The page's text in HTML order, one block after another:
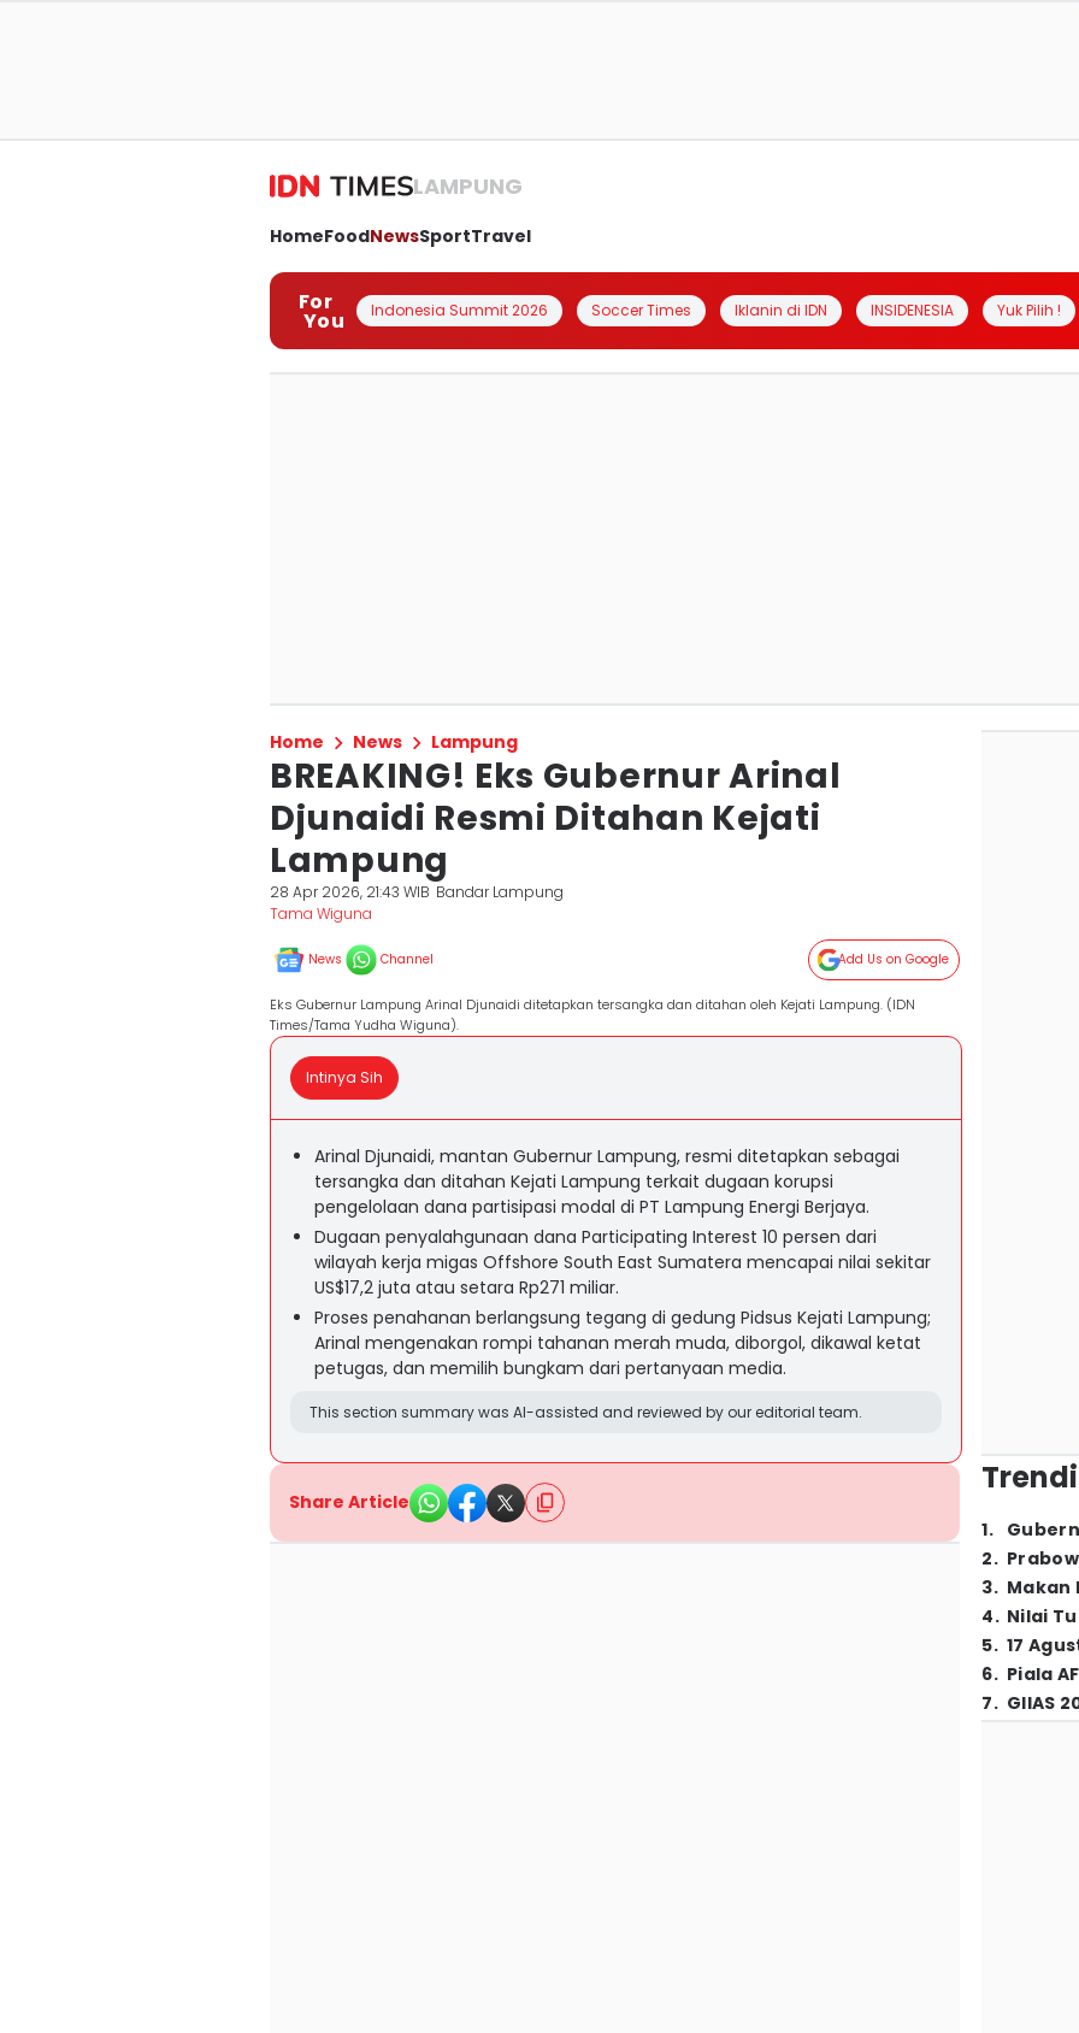
LAMPUNG
HomeFoodNewsSportTravel
For
You Indonesia Summit 2026 Soccer Times Iklanin di IDN INSIDENESIA Yuk Pilih !
Home News Lampung
BREAKING! Eks Gubernur Arinal
Djunaidi Resmi Ditahan Kejati
Lampung
28 Apr 2026, 21:43 WIB Bandar Lampung
Tama Wiguna
News Channel Add Us on Google
Eks Gubernur Lampung Arinal Djunaidi ditetapkan tersangka dan ditahan oleh Kejati Lampung. (IDN
Times/Tama Yudha Wiguna).
Intinya Sih
Arinal Djunaidi, mantan Gubernur Lampung, resmi ditetapkan sebagai
tersangka dan ditahan Kejati Lampung terkait dugaan korupsi
pengelolaan dana partisipasi modal di PT Lampung Energi Berjaya.
Dugaan penyalahgunaan dana Participating Interest 10 persen dari
wilayah kerja migas Offshore South East Sumatera mencapai nilai sekitar
US$17,2 juta atau setara Rp271 miliar.
Proses penahanan berlangsung tegang di gedung Pidsus Kejati Lampung;
Arinal mengenakan rompi tahanan merah muda, diborgol, dikawal ketat
petugas, dan memilih bungkam dari pertanyaan media.
This section summary was AI-assisted and reviewed by our editorial team.
Share Article
1.
2.
3. Makan
4. Nilai
5. 17
6. Piala
7. GIIAS